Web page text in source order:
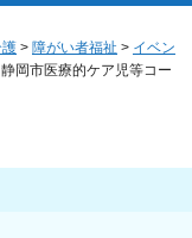
> 障がい者福祉 > イベン
岡市医療的ケア児等コー